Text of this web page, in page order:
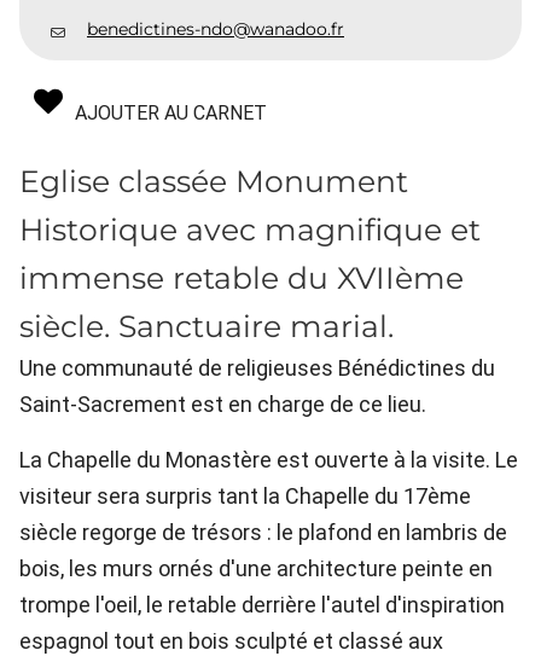
benedictines-ndo@wanadoo.fr
AJOUTER AU CARNET
Eglise classée Monument
Historique avec magnifique et
immense retable du XVIIème
siècle. Sanctuaire marial.
Une communauté de religieuses Bénédictines du
Saint-Sacrement est en charge de ce lieu.
La Chapelle du Monastère est ouverte à la visite. Le
visiteur sera surpris tant la Chapelle du 17ème
siècle regorge de trésors : le plafond en lambris de
bois, les murs ornés d'une architecture peinte en
trompe l'oeil, le retable derrière l'autel d'inspiration
espagnol tout en bois sculpté et classé aux